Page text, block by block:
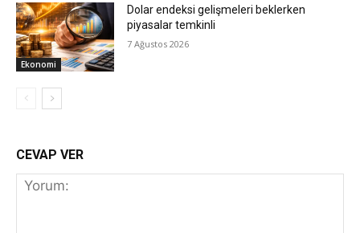
Ekonomi
Dolar endeksi gelişmeleri beklerken
piyasalar temkinli
7 Ağustos 2026
CEVAP VER